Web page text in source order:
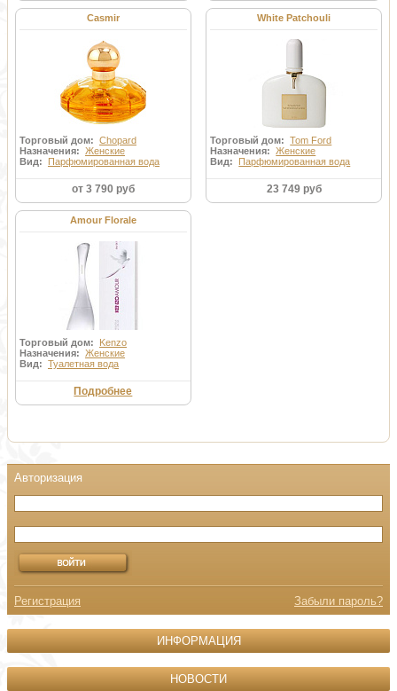
Casmir
Торговый дом: Chopard
Назначения: Женские
Вид: Парфюмированная вода
от 3 790 руб
White Patchouli
Торговый дом:Tom Ford
Назначения:Женские
Вид: Парфюмированная вода
23 749 руб
Amour Florale
Торговый дом: Kenzo
Назначения: Женские
Вид: Туалетная вода
Подробнее
Регистрация Забыли пароль?
ИНФОРМАЦИЯ
НОВОСТИ